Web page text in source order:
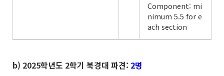
Component: mi
nimum 5.5 for e
ach section
b) 2025학년도 2학기 북경대 파견: 2명